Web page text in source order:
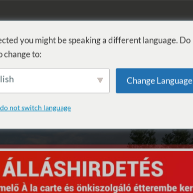
you might be speaking a different language. Do
change to:
Change Language
not switch language